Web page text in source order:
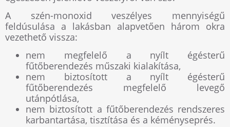
A szén-monoxid veszélyes mennyiségű
feldúsulása a lakásban alapvetően három okra
vezethető vissza:
nem megfelelő a nyílt égésterű
fűtőberendezés műszaki kialakítása,
nem biztosított a nyílt égésterű
fűtőberendezés megfelelő levegő
utánpótlása,
nem biztosított a fűtőberendezés rendszeres
karbantartása, tisztítása és a kéményseprés.